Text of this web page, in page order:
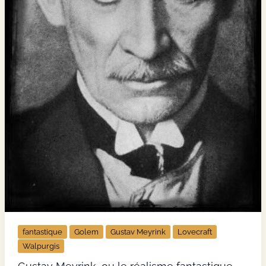
fantastique Golem Gustav Meyrink
Lovecraft
Walpurgis